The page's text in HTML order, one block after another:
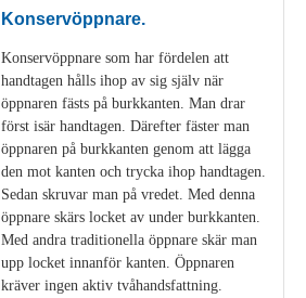
Konservöppnare.
Konservöppnare som har fördelen att
handtagen hålls ihop av sig själv när
öppnaren fästs på burkkanten. Man drar
först isär handtagen. Därefter fäster man
öppnaren på burkkanten genom att lägga
den mot kanten och trycka ihop handtagen.
Sedan skruvar man på vredet. Med denna
öppnare skärs locket av under burkkanten.
Med andra traditionella öppnare skär man
upp locket innanför kanten. Öppnaren
kräver ingen aktiv tvåhandsfattning.